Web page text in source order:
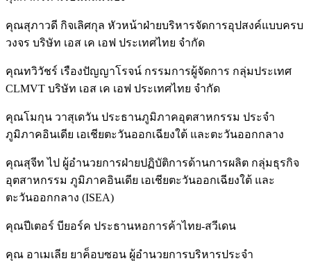
คุณสุภาวดี กิจเลิศกุล หัวหน้าฝ่ายบริหารจัดการอุปสงค์แบบครบ
วงจร บริษัท เอส เค เอฟ ประเทศไทย จำกัด
คุณทวิวัชร์ เรืองปัญญาโรจน์ กรรมการผู้จัดการ กลุ่มประเทศ
CLMVT บริษัท เอส เค เอฟ ประเทศไทย จำกัด
คุณโมกุน วาสุเดวัน ประธานภูมิภาคอุตสาหกรรม ประจำ
ภูมิภาคอินเดีย เอเชียตะวันออกเฉียงใต้ และตะวันออกกลาง
คุณสุจีท ไป ผู้อำนวยการฝ่ายปฏิบัติการด้านการผลิต กลุ่มธุรกิจ
อุตสาหกรรม ภูมิภาคอินเดีย เอเชียตะวันออกเฉียงใต้ และ
ตะวันออกกลาง (ISEA)
คุณปีเตอร์ บียอร์ค ประธานหอการค้าไทย-สวีเดน
คุณ อาเมเลีย ยาค็อบซอน ผู้อำนวยการบริหารประจำ